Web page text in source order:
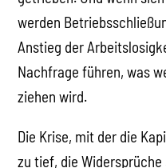
Geldpolitik der
wiederholen.
Sie haben ihre gesamte
versuchten, die letzte
sind diese Taktiken für
Schuldenbergs